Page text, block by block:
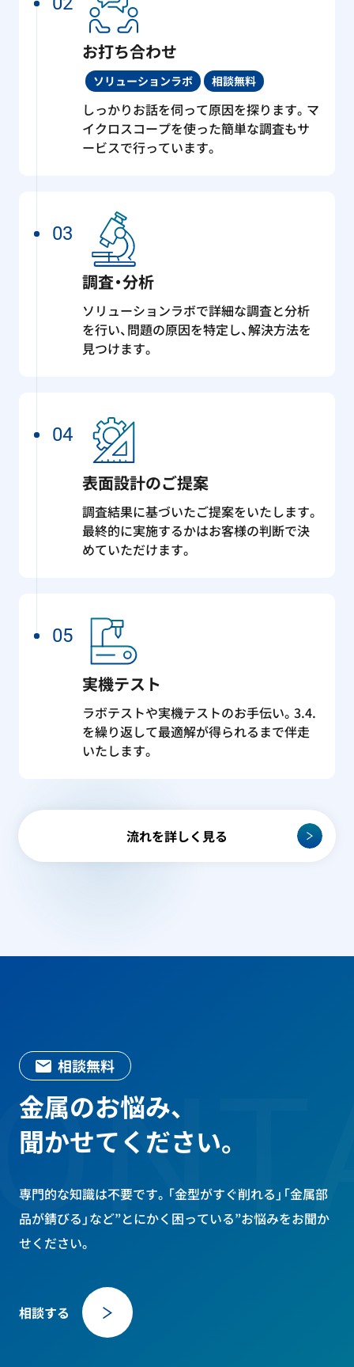
お打ち合わせ
ソリューションラボ 相談無料
しっかりお話を伺って原因を探ります。マ
イクロスコープを使った簡単な調査もサ
ービスで行っています。
03
調査・分析
ソリューションラボで詳細な調査と分析
を行い、問題の原因を特定し、解決方法を
見つけます。
04
表面設計のご提案
調査結果に基づいたご提案をいたします。
最終的に実施するかはお客様の判断で決
めていただけます。
05
実機テスト
ラボテストや実機テストのお手伝い。3.4.
を繰り返して最適解が得られるまで伴走
いたします。
流れを詳しく見る
相談無料
金属のお悩み、
聞かせてください。
専門的な知識は不要です。「金型がすぐ削れる」「金属部
品が錆びる」など”とにかく困っている”お悩みをお聞か
せください。
相談する